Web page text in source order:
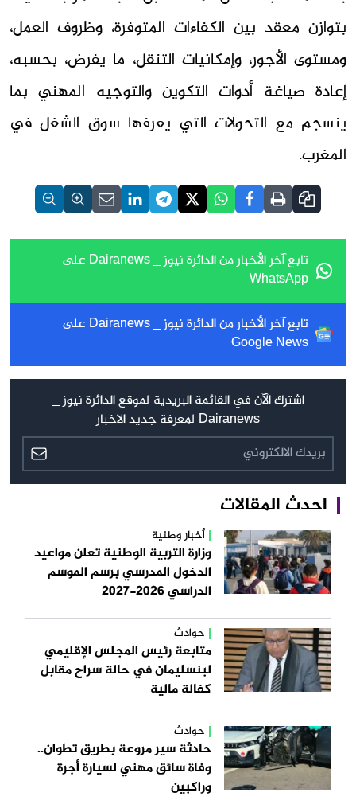
بتوازن معقد بين الكفاءات المتوفرة، وظروف العمل،
ومستوى الأجور، وإمكانيات التنقل، ما يفرض، بحسبه،
إعادة صياغة أدوات التكوين والتوجيه المهني بما
ينسجم مع التحولات التي يعرفها سوق الشغل في
المغرب.
تابع آخر الأخبار من الدائرة نيوز _ Dairanews على
WhatsApp
تابع آخر الأخبار من الدائرة نيوز _ Dairanews على
Google News
اشترك الآن في القائمة البريدية لموقع الدائرة نيوز _
Dairanews لمعرفة جديد الاخبار
احدث المقالات
أخبار وطنية
وزارة التربية الوطنية تعلن مواعيد
الدخول المدرسي برسم الموسم
الدراسي 2026-2027
حوادث
متابعة رئيس المجلس الإقليمي
لبنسليمان في حالة سراح مقابل
كفالة مالية
حوادث
حادثة سير مروعة بطريق تطوان..
وفاة سائق مهني لسيارة أجرة
وراكبين